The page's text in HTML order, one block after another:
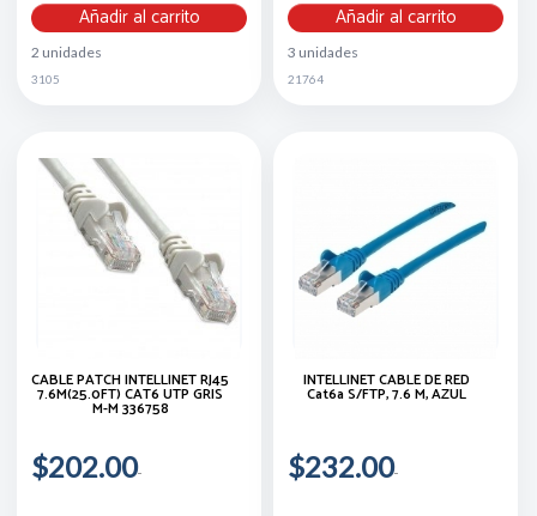
Añadir al carrito
2 unidades
3105
Añadir al carrito
3 unidades
21764
CABLE PATCH INTELLINET RJ45
7.6M(25.0FT) CAT6 UTP GRIS
M-M 336758
$202.00
INTELLINET CABLE DE RED
Cat6a S/FTP, 7.6 M, AZUL
$232.00